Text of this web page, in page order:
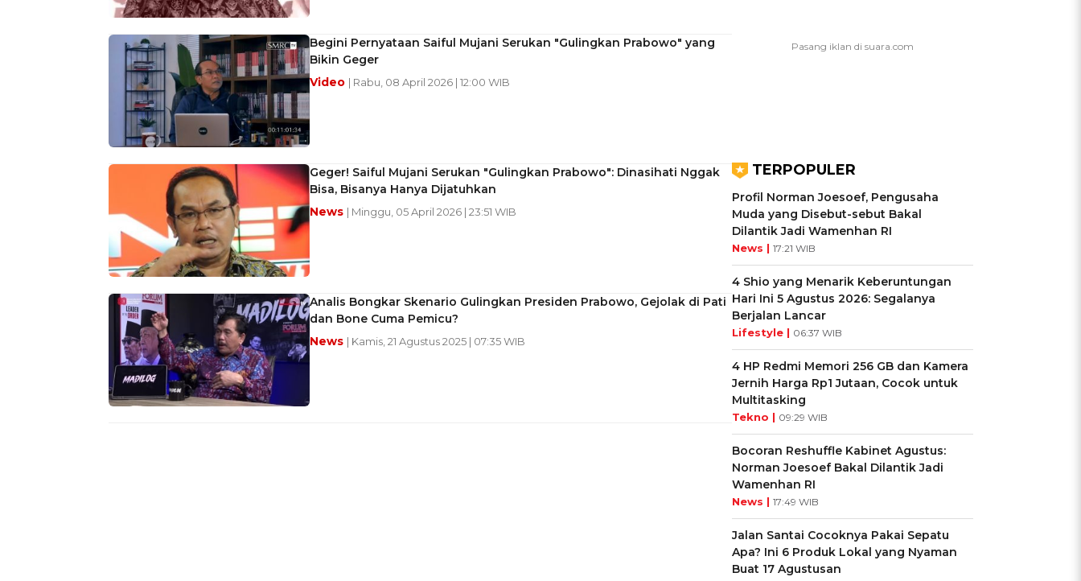
Begini Pernyataan Saiful Mujani Serukan "Gulingkan Prabowo" yang
Bikin Geger
Video | Rabu, 08 April 2026 | 12:00 WIB
Geger! Saiful Mujani Serukan "Gulingkan Prabowo": Dinasihati Nggak
Bisa, Bisanya Hanya Dijatuhkan
News | Minggu, 05 April 2026 | 23:51 WIB
Analis Bongkar Skenario Gulingkan Presiden Prabowo, Gejolak di Pati
dan Bone Cuma Pemicu?
News | Kamis, 21 Agustus 2025 | 07:35 WIB
TERPOPULER
Profil Norman Joesoef, Pengusaha
Muda yang Disebut-sebut Bakal
Dilantik Jadi Wamenhan RI
News | 17:21 WIB
4 Shio yang Menarik Keberuntungan
Hari Ini 5 Agustus 2026: Segalanya
Berjalan Lancar
Lifestyle | 06:37 WIB
4 HP Redmi Memori 256 GB dan Kamera
Jernih Harga Rp1 Jutaan, Cocok untuk
Multitasking
Tekno | 09:29 WIB
Bocoran Reshuffle Kabinet Agustus:
Norman Joesoef Bakal Dilantik Jadi
Wamenhan RI
News | 17:49 WIB
Jalan Santai Cocoknya Pakai Sepatu
Apa? Ini 6 Produk Lokal yang Nyaman
Buat 17 Agustusan